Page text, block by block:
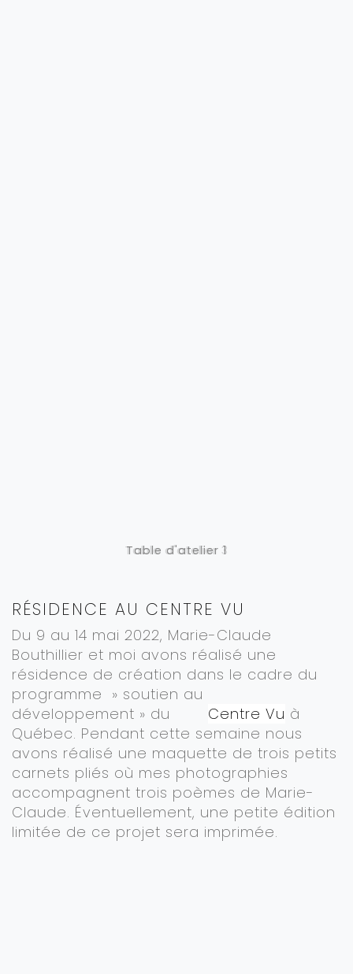
Table d'atelier 1
Table d'atelier 3
RÉSIDENCE AU CENTRE VU
Du 9 au 14 mai 2022, Marie-Claude
Bouthillier et moi avons réalisé une
résidence de création dans le cadre du
programme » soutien au
développement » du Centre Vu à
Québec. Pendant cette semaine nous
avons réalisé une maquette de trois petits
carnets pliés où mes photographies
accompagnent trois poèmes de Marie-
Claude. Éventuellement, une petite édition
limitée de ce projet sera imprimée.